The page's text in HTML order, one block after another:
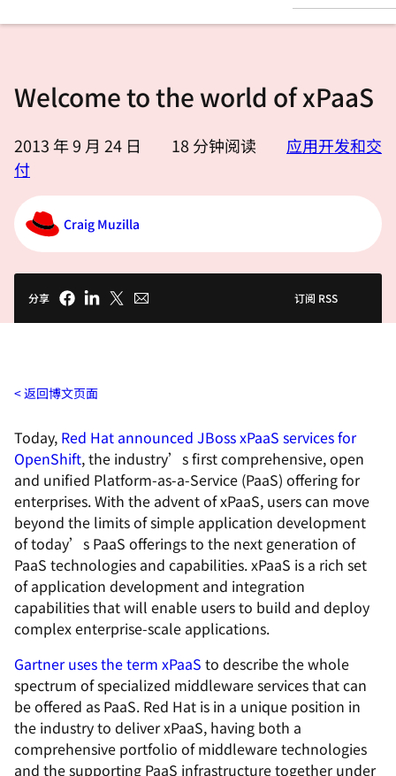
言
Welcome to the world of xPaaS
2013 年 9 月 24 日 18分钟阅读
应用开发和交
付
Craig Muzilla
分享 订阅 RSS
返回博文页面
Today, Red Hat announced JBoss xPaaS services for
OpenShift, the industry’s first comprehensive, open
and unified Platform-as-a-Service (PaaS) offering for
enterprises. With the advent of xPaaS, users can move
beyond the limits of simple application development
of today’s PaaS offerings to the next generation of
PaaS technologies and capabilities. xPaaS is a rich set
of application development and integration
capabilities that will enable users to build and deploy
complex enterprise-scale applications.
Gartner uses the term xPaaS to describe the whole
spectrum of specialized middleware services that can
be offered as PaaS. Red Hat is in a unique position in
the industry to deliver xPaaS, having both a
comprehensive portfolio of middleware technologies
and the supporting PaaS infrastructure together under